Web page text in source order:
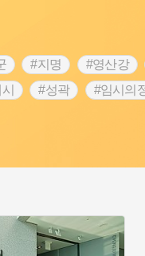
#지명 #영산강
#성곽 #임시의
#28독립선언 #온달
부산 #항일투쟁